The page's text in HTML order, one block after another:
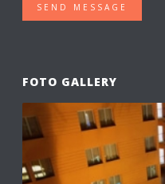
SEND MESSAGE
FOTO GALLERY